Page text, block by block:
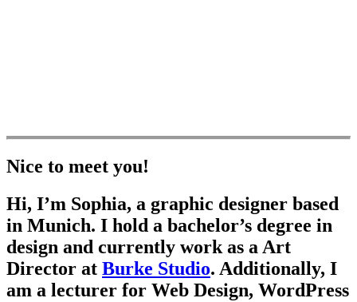
Nice to meet you!
Hi, I’m Sophia, a graphic designer based
in Munich. I hold a bachelor’s degree in
design and currently work as a Art
Director at Burke Studio. Additionally, I
am a lecturer for Web Design, WordPress